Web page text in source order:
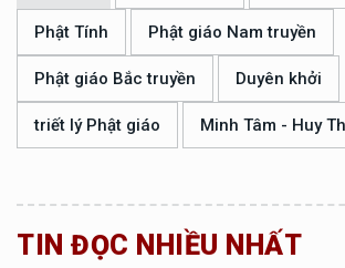
Phật Tính Phật giáo Nam truyền
Phật giáo Bắc truyền Duyên khởi
triết lý Phật giáo Minh Tâm - Huy
TIN ĐỌC NHIỀU NHẤT